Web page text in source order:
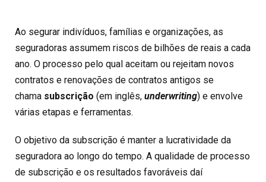
Ao segurar indivíduos, famílias e organizações, as
seguradoras assumem riscos de bilhões de reais a cada
ano. O processo pelo qual aceitam ou rejeitam novos
contratos e renovações de contratos antigos se
chama subscrição (em inglês, underwriting) e envolve
várias etapas e ferramentas.
O objetivo da subscrição é manter a lucratividade da
seguradora ao longo do tempo. A qualidade de processo
de subscrição e os resultados favoráveis daí